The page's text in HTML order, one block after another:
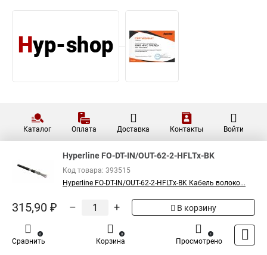
Каталог Оплата Доставка Контакты Войти
Hyperline FO-DT-IN/OUT-62-2-HFLTx-BK
Код товара: 393515
Hyperline FO-DT-IN/OUT-62-2-HFLTx-BK Кабель волоко...
315,90 ₽ – + В корзину
Сравнить
0
Корзина
0
Просмотрено
1